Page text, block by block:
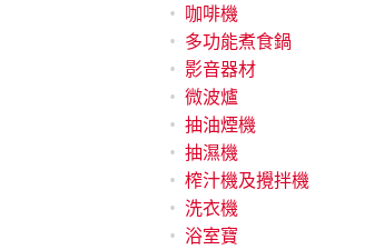
咖啡機
多功能煮食鍋
影音器材
微波爐
抽油煙機
抽濕機
榨汁機及攪拌機
洗衣機
浴室寶